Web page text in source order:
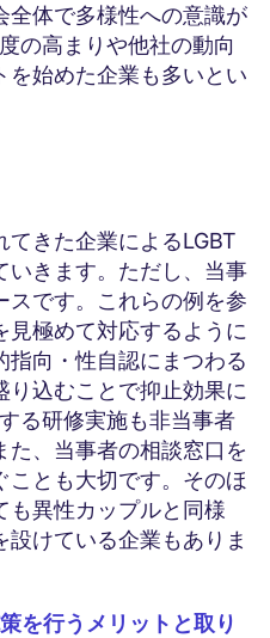
全体で多様性への意識が
の高まりや他社の動向
を始めた企業も多いとい
てきた企業によるLGBT
いきます。ただし、当事
スです。これらの例を参
極めて対応するように
指向・性自認にまつわる
り込むことで抑止効果に
る研修実施も非当事者
、当事者の相談窓口を
とも大切です。そのほ
も異性カップルと同様
けている企業もありま
を行うメリットと取り